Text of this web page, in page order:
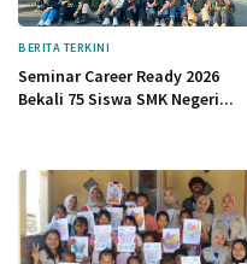
BERITA TERKINI
Seminar Career Ready 2026
Bekali 75 Siswa SMK Negeri...